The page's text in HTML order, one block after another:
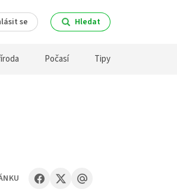
se Hledat
Počasí Tipy